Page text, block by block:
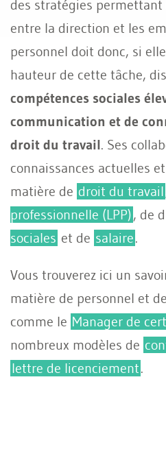
des stratégies
entre la direction et les
personnel doit donc, si
hauteur de cette tâche,
compétences sociales
communication et de
droit du travail. Ses
connaissances actuelles
matière de droit du travail
professionnelle (LPP), de
sociales et de salaire.
Vous trouverez ici un
matière de personnel et
comme le Manager de
nombreux modèles de
lettre de licenciement.